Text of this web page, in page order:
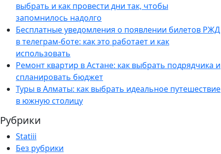
выбрать и как провести дни так, чтобы
запомнилось надолго
Бесплатные уведомления о появлении билетов РЖД
в телеграм-боте: как это работает и как
использовать
Ремонт квартир в Астане: как выбрать подрядчика и
спланировать бюджет
Туры в Алматы: как выбрать идеальное путешествие
в южную столицу
Рубрики
Statiii
Без рубрики